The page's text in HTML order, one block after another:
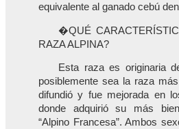
equivalente al ganado cebú
�QUÉ
RAZA ALPINA?
Esta raza es originaria
posiblemente sea la raza
difundió y fue mejorada en
donde adquirió su más
“Alpino Francesa”. Ambos